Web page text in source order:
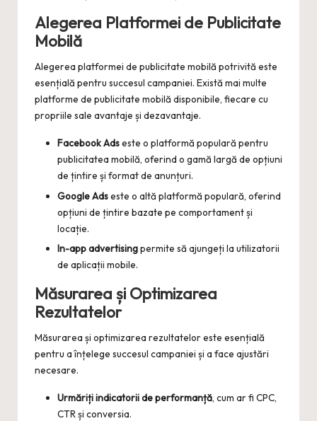
Alegerea Platformei de Publicitate
Mobilă
Alegerea platformei de publicitate mobilă potrivită este
esențială pentru succesul campaniei. Există mai multe
platforme de publicitate mobilă disponibile, fiecare cu
propriile sale avantaje și dezavantaje.
Facebook Adseste o platformă populară pentru
publicitatea mobilă, oferind o gamă largă de opțiuni
de țintire și format de anunțuri.
Google Adseste o altă platformă populară, oferind
opțiuni de țintire bazate pe comportament și
locație.
In-app advertisingpermite să ajungeți la utilizatorii
de aplicații mobile.
Măsurarea și Optimizarea
Rezultatelor
Măsurarea și optimizarea rezultatelor este esențială
pentru a înțelege succesul campaniei și a face ajustări
necesare.
Urmăriți indicatorii de performanță, cum ar fi CPC,
CTR și conversia.